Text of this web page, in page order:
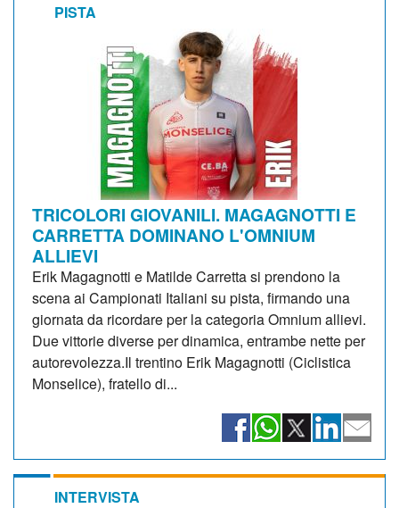
PISTA
TRICOLORI GIOVANILI. MAGAGNOTTI E
CARRETTA DOMINANO L'OMNIUM
ALLIEVI
Erik Magagnotti e Matilde Carretta si prendono la
scena ai Campionati Italiani su pista, firmando una
giornata da ricordare per la categoria Omnium allievi.
Due vittorie diverse per dinamica, entrambe nette per
autorevolezza.Il trentino Erik Magagnotti (Ciclistica
Monselice), fratello di...
INTERVISTA